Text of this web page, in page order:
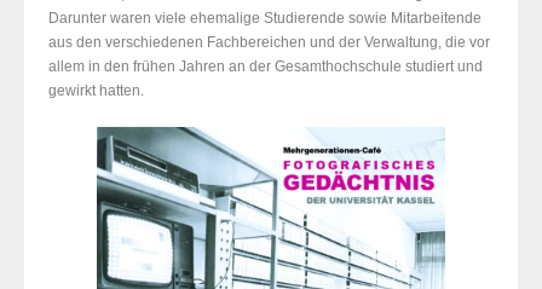
Darunter waren viele ehemalige Studierende sowie Mitarbeitende
aus den verschiedenen Fachbereichen und der Verwaltung, die vor
allem in den frühen Jahren an der Gesamthochschule studiert und
gewirkt hatten.